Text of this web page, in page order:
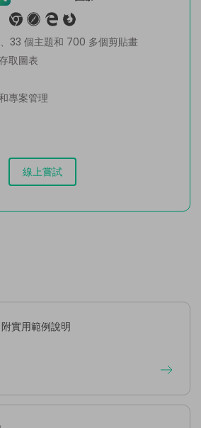
33 個主題和 700 多個剪貼畫
取圖表
專案管理
線上嘗試
實用範例說明